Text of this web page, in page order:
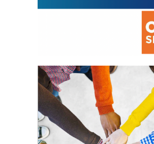
La prévention des conflits
d’intérêts
18 septembre 2023
FEUILLETER